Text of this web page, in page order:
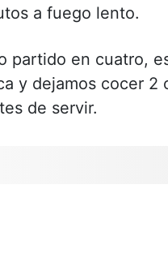
a fuego lento.
partido en cuatro,
y dejamos cocer 2
de servir.